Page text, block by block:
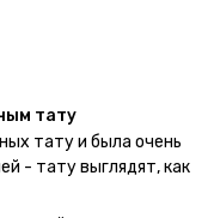
тату
тату и была очень
- тату выглядят, как
даже несмотря